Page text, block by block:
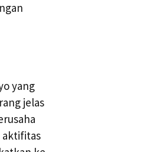
yang
jelas
aktifitas